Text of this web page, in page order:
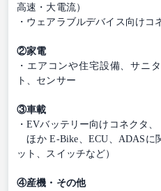
高速・大電流）
・ウェアラブルデバイス向けコ
②家電
・エアコンや住宅設備、サニ
ト、センサー
③車載
・EVバッテリー向けコネクタ、
ほか E-Bike、ECU、ADASに
ット、スイッチなど）
④産機・その他